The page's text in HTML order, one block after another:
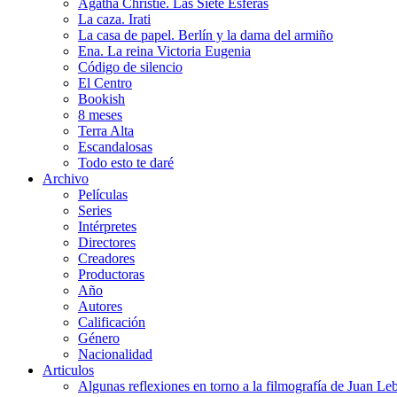
Agatha Christie. Las Siete Esferas
La caza. Irati
La casa de papel. Berlín y la dama del armiño
Ena. La reina Victoria Eugenia
Código de silencio
El Centro
Bookish
8 meses
Terra Alta
Escandalosas
Todo esto te daré
Archivo
Películas
Series
Intérpretes
Directores
Creadores
Productoras
Año
Autores
Calificación
Género
Nacionalidad
Articulos
Algunas reflexiones en torno a la filmografía de Juan